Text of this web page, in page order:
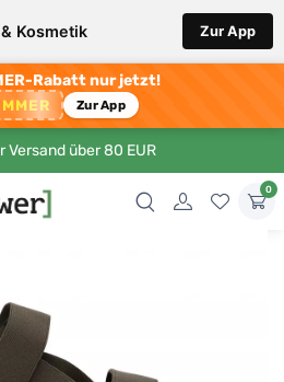
Kosmetik Zur App
Rabatt nur jetzt!
Zur App
Versand über 80 EUR
0